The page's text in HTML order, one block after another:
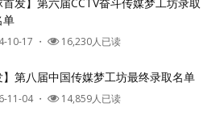
单
10-17 ・ 16,230人已读
】第八届中国传媒梦工坊最终录取名单
11-04・ 14,859人已读